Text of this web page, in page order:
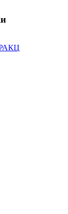
РАКЦ